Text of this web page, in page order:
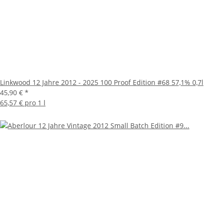
Linkwood 12 Jahre 2012 - 2025 100 Proof Edition #68 57,1% 0,7l
45,90 € *
65,57 € pro 1 l